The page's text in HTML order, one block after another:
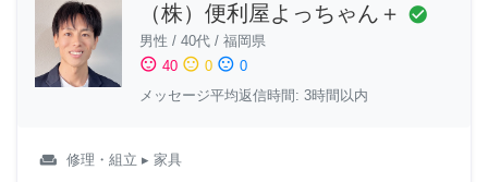
（株）便利屋よっちゃん＋ check_circle
男性 / 40代 / 福岡県
sentiment_satisfied 40 sentiment_neutral 0 sentiment_dissatisfied 0
メッセージ平均返信時間: 3時間以内
weekend 修理・組立 ▸ 家具